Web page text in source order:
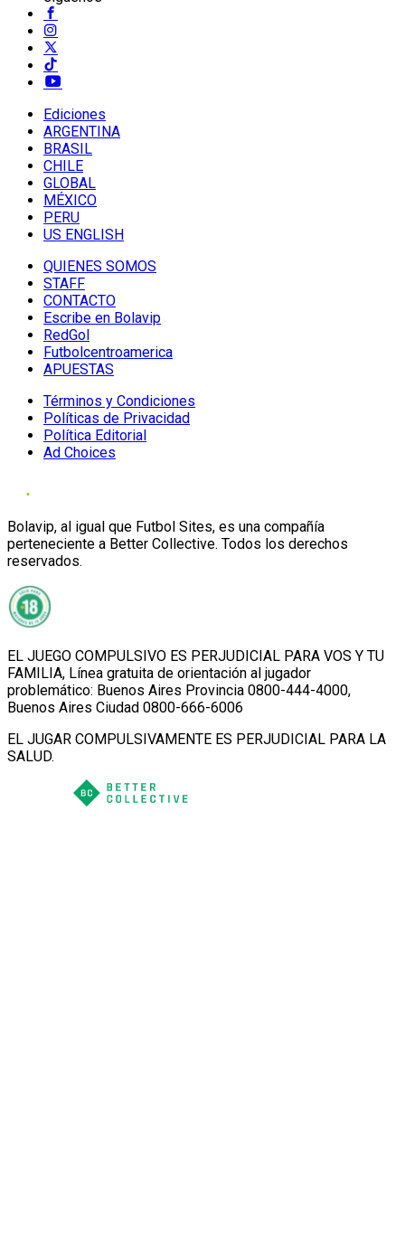
Ediciones
ARGENTINA
BRASIL
CHILE
GLOBAL
MÉXICO
PERU
US ENGLISH
QUIENES SOMOS
STAFF
CONTACTO
Escribe en Bolavip
RedGol
Futbolcentroamerica
APUESTAS
Términos y Condiciones
Políticas de Privacidad
Política Editorial
Ad Choices
Bolavip, al igual que Futbol Sites, es una compañía
perteneciente a Better Collective. Todos los derechos
reservados.
EL JUEGO COMPULSIVO ES PERJUDICIAL PARA VOS Y TU
FAMILIA, Línea gratuita de orientación al jugador
problemático: Buenos Aires Provincia 0800-444-4000,
Buenos Aires Ciudad 0800-666-6006
EL JUGAR COMPULSIVAMENTE ES PERJUDICIAL PARA LA
SALUD.